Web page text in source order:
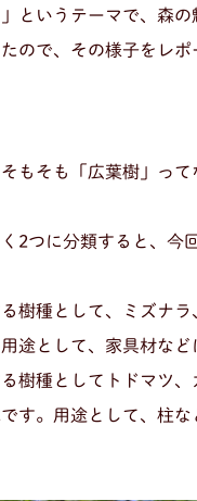
というテーマで、森
ので、その様子をレポ
もそも「広葉樹」っ
2つに分類すると、今
樹種として、ミズナ
途として、家具材など
樹種としてトドマツ
す。用途として、柱